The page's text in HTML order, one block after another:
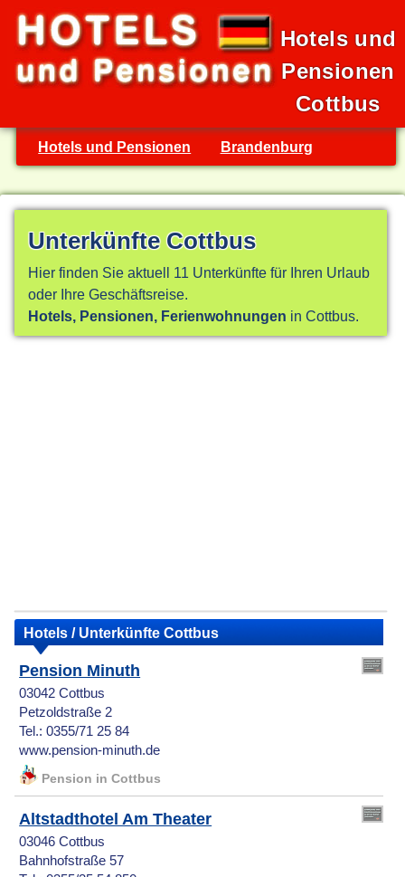
Hotels und
Pensionen
Cottbus
Hotels und Pensionen Brandenburg
Unterkünfte Cottbus
Hier finden Sie aktuell 11 Unterkünfte für Ihren Urlaub
oder Ihre Geschäftsreise.
Hotels, Pensionen, Ferienwohnungen in Cottbus.
Hotels / Unterkünfte Cottbus
Pension Minuth
03042 Cottbus
Petzoldstraße 2
Tel.: 0355/71 25 84
www.pension-minuth.de
Pension in Cottbus
Altstadthotel Am Theater
03046 Cottbus
Bahnhofstraße 57